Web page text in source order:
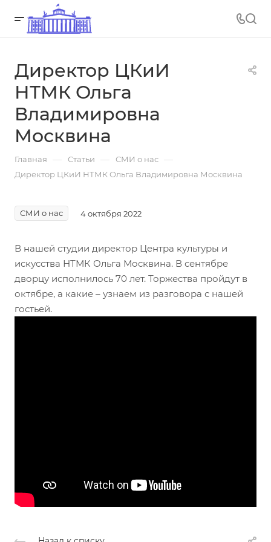
Директор ЦКиИ
НТМК Ольга
Владимировна
Москвина
Главная — Статьи — СМИ о нас —
Директор ЦКиИ НТМК Ольга Владимировна Москвина
СМИ о нас 4 октября 2022
В нашей студии директор Центра культуры и
искусства НТМК Ольга Москвина. В сентябре
дворцу исполнилось 70 лет. Торжества пройдут в
октябре, а какие – узнаем из разговора с нашей
гостьей.